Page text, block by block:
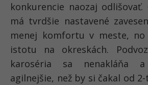
konkurencie naozaj
má tvrdšie nastavené
menej komfortu v meste, no
istotu na okreskách.
karoséria sa nenakláňa
agilnejšie, než by si čakal od